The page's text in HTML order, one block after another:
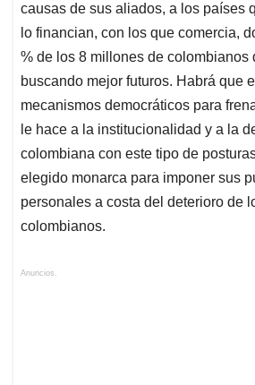
causas de sus aliados, a los países
lo financian, con los que comercia,
% de los 8 millones de colombianos
buscando mejor futuros. Habrá que
mecanismos democráticos para
le hace a la institucionalidad y a la
colombiana con este tipo de
elegido monarca para imponer sus
personales a costa del deterioro de
colombianos.
Anuncios.